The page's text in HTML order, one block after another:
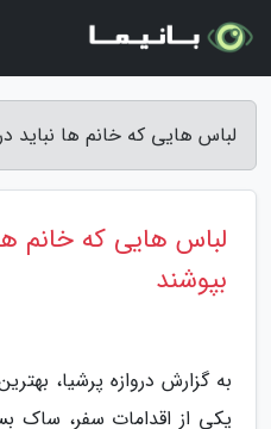
لباس هایی که خانم ها نباید
لباس هایی که خانم
بپوشند
به گزارش دروازه پرشیا،
یکی از اقدامات سفر، ساک